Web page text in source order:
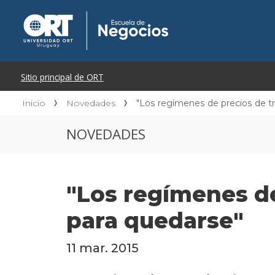
Inicio Novedades "Los regímenes de precios de
NOVEDADES
"Los regímenes
para quedarse"
11 mar. 2015